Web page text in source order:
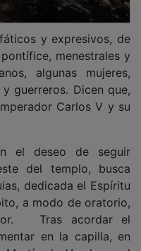
menestrales y
algunas mujeres,
guerreros. Dicen que,
Carlos V y su
del templo, busca
dedicada el Espíritu
a modo de oratorio,
Tras acordar el
en la capilla, en
Martín de Vandoma el